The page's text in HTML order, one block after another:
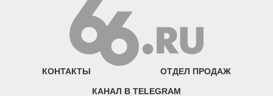
КОНТАКТЫ ОТДЕЛ ПРОДАЖ
КАНАЛ В TELEGRAM